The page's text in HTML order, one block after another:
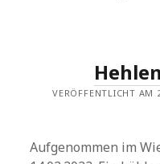
VERÖFFENTLICHT AM
Aufgenommen im